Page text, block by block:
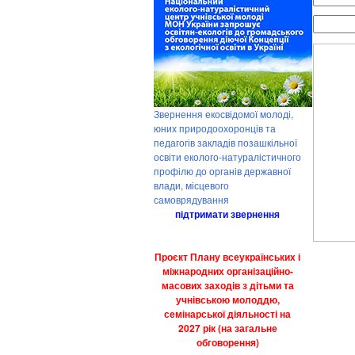
Звернення екосвідомої молоді,
юних природоохоронців та
педагогів закладів позашкільної
освіти еколого-натуралістичного
профілю до органів державної
влади, місцевого
самоврядування
підтримати звернення
Проєкт Плану всеукраїнських і
міжнародних організаційно-
масових заходів з дітьми та
учнівською молоддю,
семінарської діяльності на
2027 рік (на загальне
обговорення)